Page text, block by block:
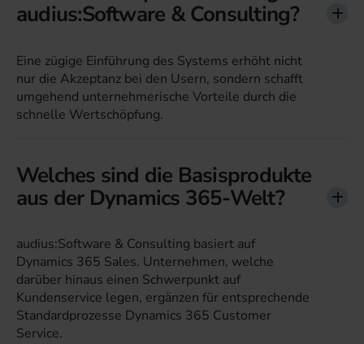
audius:Software & Consulting?
Eine zügige Einführung des Systems erhöht nicht
nur die Akzeptanz bei den Usern, sondern schafft
umgehend unternehmerische Vorteile durch die
schnelle Wertschöpfung.
Welches sind die Basisprodukte
aus der Dynamics 365-Welt?
audius:Software & Consulting basiert auf
Dynamics 365 Sales. Unternehmen, welche
darüber hinaus einen Schwerpunkt auf
Kundenservice legen, ergänzen für entsprechende
Standardprozesse Dynamics 365 Customer
Service.